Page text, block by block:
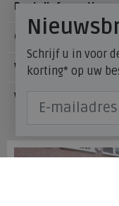
Bestelinformatie
Over Meijerink
Voetzorg
Veelgestelde vragen
Schrijf u in voor
korting* op uw